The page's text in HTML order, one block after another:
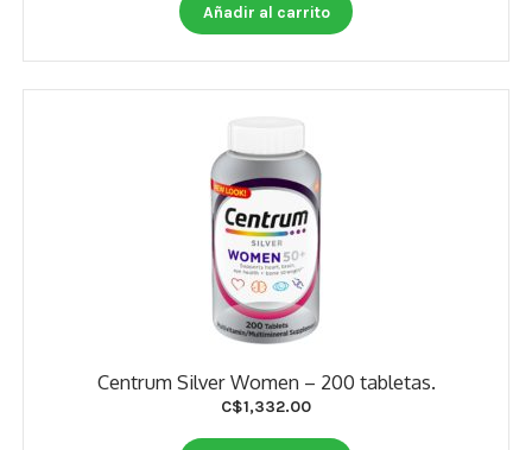
Añadir al carrito
Centrum Silver Women – 200 tabletas.
C$1,332.00